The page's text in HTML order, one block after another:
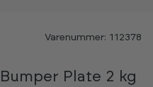
Varenummer: 112378
Plate 2 kg